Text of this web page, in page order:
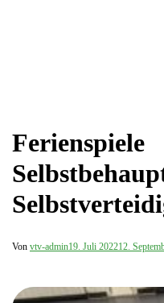
Ferienspiele
Von vtv-admin19. Juli 202212.